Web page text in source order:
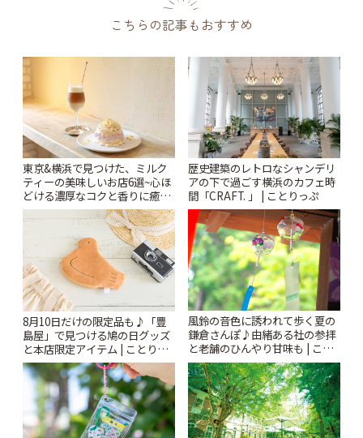
こちらの記事もおすすめ
東京&横浜で見つけた、ミルク
ティーの美味しいお店6選~心ほ
どける濃厚なコクと香りに癒や
されるティータイム~ | ことりっ
ぷ
歴史建築のレトロなシャンデリ
アの下で過ごす横浜のカフェ時
間「CRAFT. 」 | ことりっぷ
8月10日だけの限定品も♪「豊
島屋」で見つける鳩の日グッズ
と本店限定アイテム | ことりっ
ぷ
風鈴の音色に誘われて歩く夏の
鎌倉さんぽ♪由緒ある社の参拝
と老舗のひんやり甘味も | こと
りっぷ